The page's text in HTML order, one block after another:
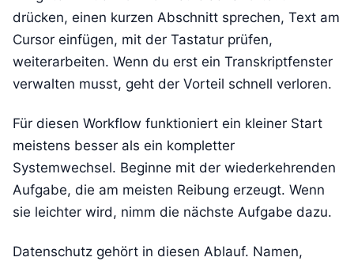
drücken, einen kurzen Abschnitt sprechen, Text am
Cursor einfügen, mit der Tastatur prüfen,
weiterarbeiten. Wenn du erst ein Transkriptfenster
verwalten musst, geht der Vorteil schnell verloren.
Für diesen Workflow funktioniert ein kleiner Start
meistens besser als ein kompletter
Systemwechsel. Beginne mit der wiederkehrenden
Aufgabe, die am meisten Reibung erzeugt. Wenn
sie leichter wird, nimm die nächste Aufgabe dazu.
Datenschutz gehört in diesen Ablauf. Namen,